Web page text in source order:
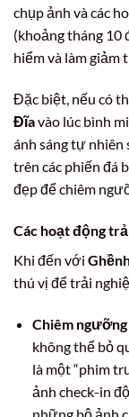
chụp ảnh và các
(khoảng tháng 10
hiểm và làm giảm
Đặc biệt, nếu có
Đĩavào lúc bình
ánh sáng tự nhiên
trên các phiến đá
đẹp để chiêm
Các hoạt động
Khi đến với
thú vị để trải
Chiêm
không thể bỏ
là một “phim
ảnh check-in